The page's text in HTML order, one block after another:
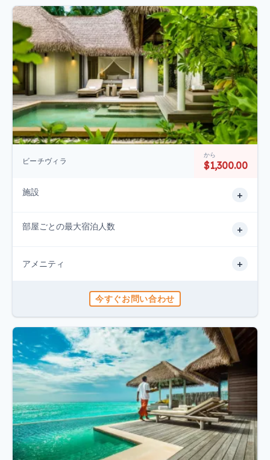
ビーチヴィラ
から
$1,300.00
施設 +
部屋ごとの最大宿泊人数 +
アメニティ +
今すぐお問い合わせ